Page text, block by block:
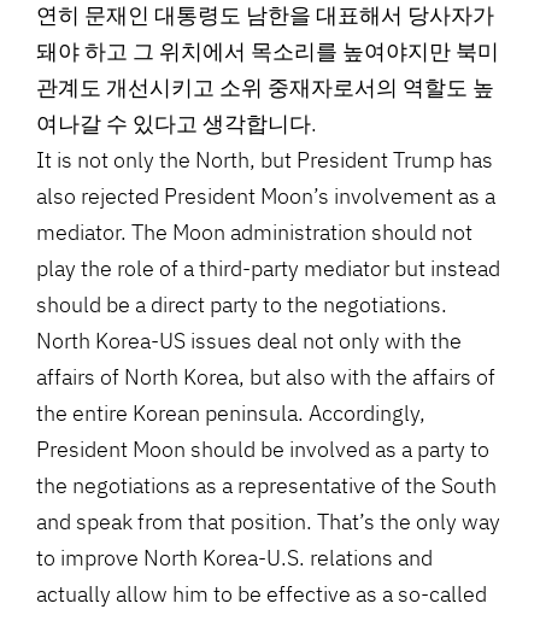
연히 문재인 대통령도 남한을 대표해서 당사자가
돼야 하고 그 위치에서 목소리를 높여야지만 북미
관계도 개선시키고 소위 중재자로서의 역할도 높
여나갈 수 있다고 생각합니다.
It is not only the North, but President Trump has
also rejected President Moon’s involvement as a
mediator. The Moon administration should not
play the role of a third-party mediator but instead
should be a direct party to the negotiations.
North Korea-US issues deal not only with the
affairs of North Korea, but also with the affairs of
the entire Korean peninsula. Accordingly,
President Moon should be involved as a party to
the negotiations as a representative of the South
and speak from that position. That’s the only way
to improve North Korea-U.S. relations and
actually allow him to be effective as a so-called